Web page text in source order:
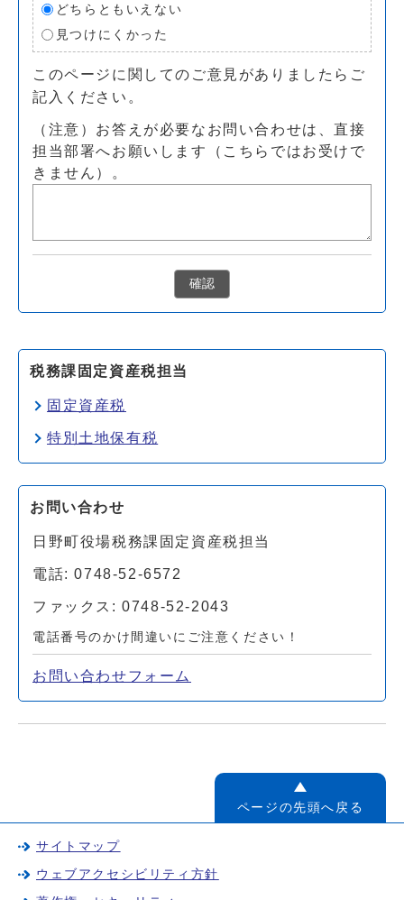
どちらともいえない
見つけにくかった
このページに関してのご意見がありましたらご
記入ください。
（注意）お答えが必要なお問い合わせは、直接
担当部署へお願いします（こちらではお受けで
きません）。
確認
税務課固定資産税担当
固定資産税
特別土地保有税
お問い合わせ
日野町役場税務課固定資産税担当
電話: 0748-52-6572
ファックス: 0748-52-2043
電話番号のかけ間違いにご注意ください！
お問い合わせフォーム
ページの先頭へ戻る
サイトマップ
ウェブアクセシビリティ方針